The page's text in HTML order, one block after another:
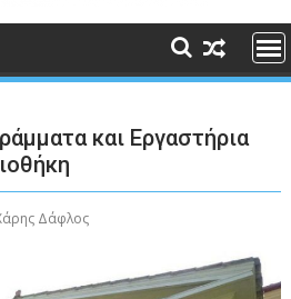
και Εργαστήρια
Δάφλος